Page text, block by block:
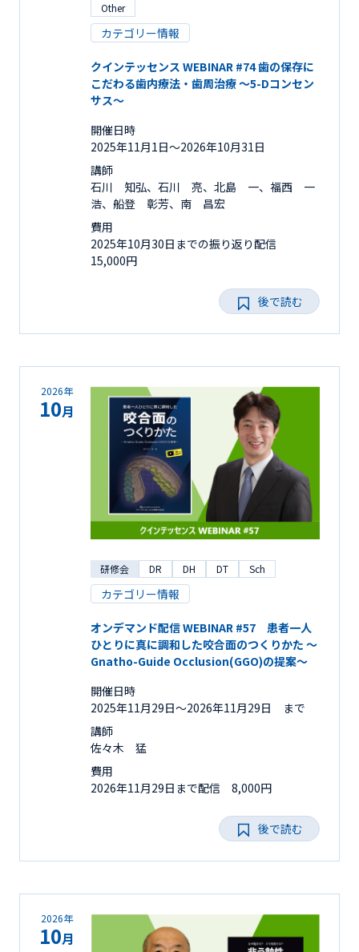
Other
カテゴリー情報
クインテッセンス WEBINAR #74 歯の保存に
こだわる歯内療法・歯周治療 ～5-Dコンセン
サス～
開催日時
2025年11月1日〜2026年10月31日
講師
石川 知弘、石川 亮、北島 一、福西 一
浩、船登 彰芳、南 昌宏
費用
2025年10月30日までの振り返り配信
15,000円
後で読む
2026年
10月
研修会 DR DH DT Sch
カテゴリー情報
オンデマンド配信 WEBINAR #57 患者一人
ひとりに真に調和した咬合面のつくりかた ～
Gnatho-Guide Occlusion(GGO)の提案～
開催日時
2025年11月29日〜2026年11月29日 まで
講師
佐々木 猛
費用
2026年11月29日まで配信 8,000円
後で読む
2026年
10月